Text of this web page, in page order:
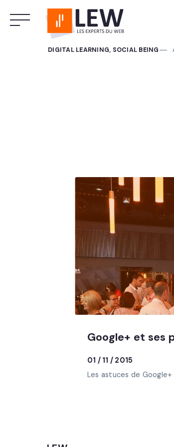
DIGITAL LEARNING, SOCIAL BEING
Google+ et ses
01 / 11 / 2015
Les astuces de